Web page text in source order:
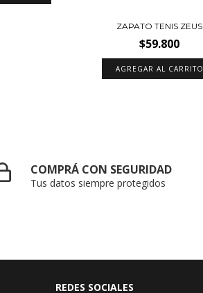
ZAPATO TENIS ZEUS
$59.800
AGREGAR AL CARRITO
COMPRÁ CON SEGURIDAD
Tus datos siempre protegidos
REDES SOCIALES